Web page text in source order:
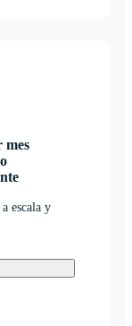
mes
escala y